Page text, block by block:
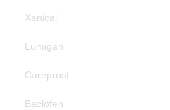
Xenical
Lumigan
Careprost
Baclofen